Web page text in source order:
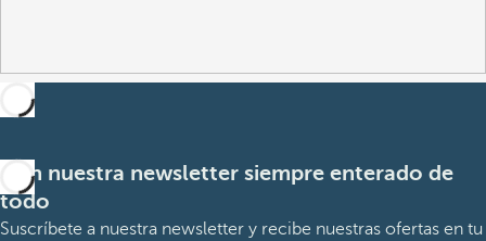
Con nuestra newsletter siempre enterado de
todo
Suscríbete a nuestra newsletter y recibe nuestras ofertas en tu